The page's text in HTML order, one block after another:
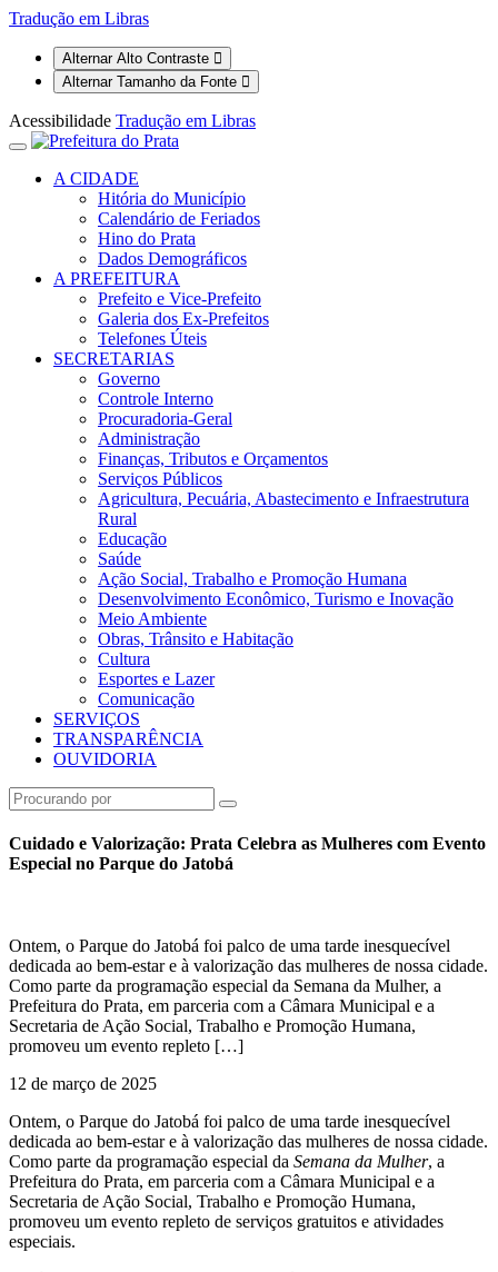
Tradução em Libras
Alternar Alto Contraste
Alternar Tamanho da Fonte
Acessibilidade Tradução em Libras
A CIDADE
Hitória do Município
Calendário de Feriados
Hino do Prata
Dados Demográficos
A PREFEITURA
Prefeito e Vice-Prefeito
Galeria dos Ex-Prefeitos
Telefones Úteis
SECRETARIAS
Governo
Controle Interno
Procuradoria-Geral
Administração
Finanças, Tributos e Orçamentos
Serviços Públicos
Agricultura, Pecuária, Abastecimento e Infraestrutura
Rural
Educação
Saúde
Ação Social, Trabalho e Promoção Humana
Desenvolvimento Econômico, Turismo e Inovação
Meio Ambiente
Obras, Trânsito e Habitação
Cultura
Esportes e Lazer
Comunicação
SERVIÇOS
TRANSPARÊNCIA
OUVIDORIA
Cuidado e Valorização: Prata Celebra as Mulheres com Evento
Especial no Parque do Jatobá
Ontem, o Parque do Jatobá foi palco de uma tarde inesquecível
dedicada ao bem-estar e à valorização das mulheres de nossa cidade.
Como parte da programação especial da Semana da Mulher, a
Prefeitura do Prata, em parceria com a Câmara Municipal e a
Secretaria de Ação Social, Trabalho e Promoção Humana,
promoveu um evento repleto […]
12 de março de 2025
Ontem, o Parque do Jatobá foi palco de uma tarde inesquecível
dedicada ao bem-estar e à valorização das mulheres de nossa cidade.
Como parte da programação especial da Semana da Mulher, a
Prefeitura do Prata, em parceria com a Câmara Municipal e a
Secretaria de Ação Social, Trabalho e Promoção Humana,
promoveu um evento repleto de serviços gratuitos e atividades
especiais.